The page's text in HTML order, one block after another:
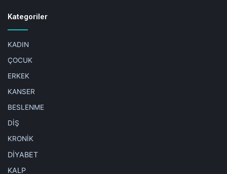
Gebelikten önce annenin vücut kitle endeksi normal
hale getirilmeli, fazla kilolu anne adayları zayıflamalı,
zayıf olanlar da kilo alarak ideal vücut ağırlığına
ulaşmalıdır.
Gebelik ve emzirme döneminde sigara içilmemelidir.
Gebelikte vücudun kaldırılabileceği ölçüde
egzersizlere devam edilmeli, fazla kilo almaktan
Gebelik diyabeti olanlarda sıkı şeker kontrolü
Kategoriler
KADIN
ÇOCUK
ERKEK
KANSER
BESLENME
DİŞ
KRONİK
DİYABET
KALP